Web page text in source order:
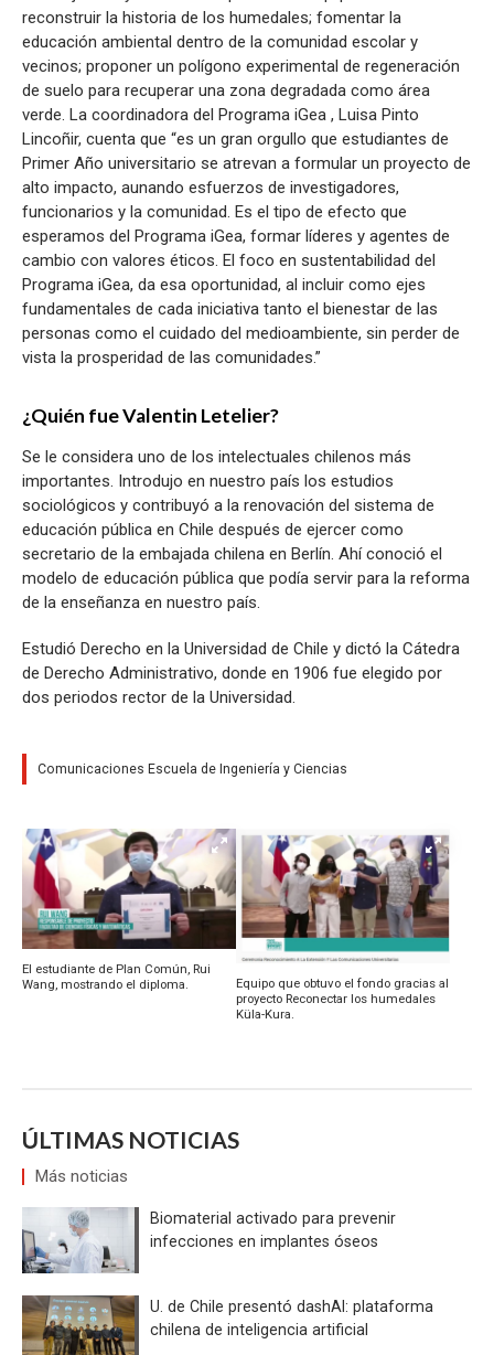
El estudiante de Plan Común, Rui
Wang, mostrando el diploma.
Equipo que obtuvo el fondo gracias al
proyecto Reconectar los humedales
Küla-Kura.
reconstruir la historia de los humedales; fomentar la
educación ambiental dentro de la comunidad escolar y
vecinos; proponer un polígono experimental de regeneración
de suelo para recuperar una zona degradada como área
verde. La coordinadora del Programa iGea , Luisa Pinto
Lincoñir, cuenta que “es un gran orgullo que estudiantes de
Primer Año universitario se atrevan a formular un proyecto de
alto impacto, aunando esfuerzos de investigadores,
funcionarios y la comunidad. Es el tipo de efecto que
esperamos del Programa iGea, formar líderes y agentes de
cambio con valores éticos. El foco en sustentabilidad del
Programa iGea, da esa oportunidad, al incluir como ejes
fundamentales de cada iniciativa tanto el bienestar de las
personas como el cuidado del medioambiente, sin perder de
vista la prosperidad de las comunidades.”
¿Quién fue Valentin Letelier?
Se le considera uno de los intelectuales chilenos más
importantes. Introdujo en nuestro país los estudios
sociológicos y contribuyó a la renovación del sistema de
educación pública en Chile después de ejercer como
secretario de la embajada chilena en Berlín. Ahí conoció el
modelo de educación pública que podía servir para la reforma
de la enseñanza en nuestro país.
Estudió Derecho en la Universidad de Chile y dictó la Cátedra
de Derecho Administrativo, donde en 1906 fue elegido por
dos periodos rector de la Universidad.
Comunicaciones Escuela de Ingeniería y Ciencias
ÚLTIMAS NOTICIAS
Más noticias
Biomaterial activado para prevenir
infecciones en implantes óseos
U. de Chile presentó dashAI: plataforma
chilena de inteligencia artificial